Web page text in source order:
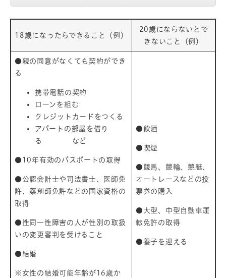
18歳になったらできること（例）
20歳にならないとで
きないこと（例）
●親の同意がなくても契約ができ
る
携帯電話の契約
ローンを組む
クレジットカードをつくる
アパートの部屋を借り
る など
●10年有効のパスポートの取得
●公認会計士や司法書士、医師免
許、薬剤師免許などの国家資格の
取得
●性同一性障害の人が性別の取扱
いの変更審判を受けること
●結婚
※女性の結婚可能年齢が16歳か
●飲酒
●喫煙
●競馬、競輪、競艇、
オートレースなどの投
票券の購入
●大型、中型自動車運
転免許の取得
●養子を迎える